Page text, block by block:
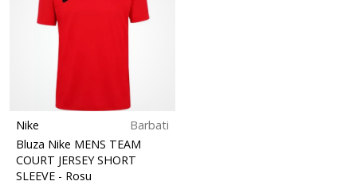
Nike
Barbati
Bluza Nike MENS TEAM
COURT JERSEY SHORT
SLEEVE - Rosu